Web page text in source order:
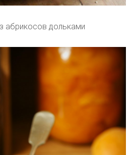
абрикосов дольками